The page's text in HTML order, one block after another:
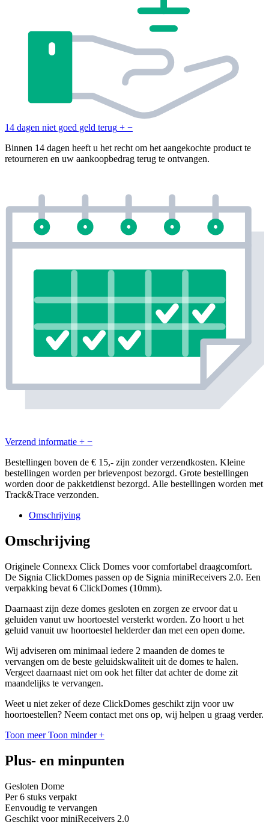
14 dagen niet goed geld terug + −
Binnen 14 dagen heeft u het recht om het aangekochte product te
retourneren en uw aankoopbedrag terug te ontvangen.
Verzend informatie + −
Bestellingen boven de € 15,- zijn zonder verzendkosten. Kleine
bestellingen worden per brievenpost bezorgd. Grote bestellingen
worden door de pakketdienst bezorgd. Alle bestellingen worden met
Track&Trace verzonden.
Omschrijving
Omschrijving
Originele Connexx Click Domes voor comfortabel draagcomfort.
De Signia ClickDomes passen op de Signia miniReceivers 2.0. Een
verpakking bevat 6 ClickDomes (10mm).
Daarnaast zijn deze domes gesloten en zorgen ze ervoor dat u
geluiden vanut uw hoortoestel versterkt worden. Zo hoort u het
geluid vanuit uw hoortoestel helderder dan met een open dome.
Wij adviseren om minimaal iedere 2 maanden de domes te
vervangen om de beste geluidskwaliteit uit de domes te halen.
Vergeet daarnaast niet om ook het filter dat achter de dome zit
maandelijks te vervangen.
Weet u niet zeker of deze ClickDomes geschikt zijn voor uw
hoortoestellen? Neem contact met ons op, wij helpen u graag verder.
Toon meer Toon minder +
Plus- en minpunten
Gesloten Dome
Per 6 stuks verpakt
Eenvoudig te vervangen
Geschikt voor miniReceivers 2.0